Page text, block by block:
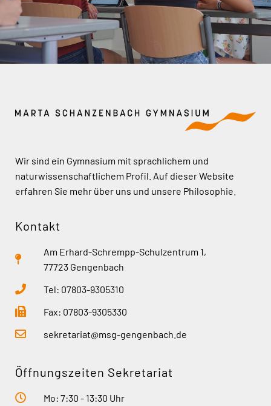
Wir sind ein Gymnasium mit sprachlichem und
naturwissenschaftlichem Profil. Auf dieser Website
erfahren Sie mehr über uns und unsere Philosophie.
Kontakt
Am Erhard-Schrempp-Schulzentrum 1,
77723 Gengenbach
Tel: 07803-9305310
Fax: 07803-9305330
sekretariat@msg-gengenbach.de
Öffnungszeiten Sekretariat
Mo: 7:30 - 13:30 Uhr